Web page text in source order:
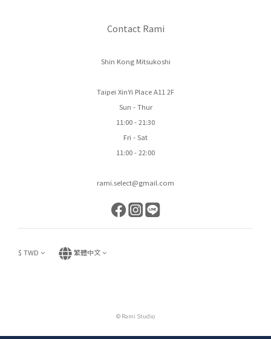
Contact Rami
Shin Kong Mitsukoshi
Taipei XinYi Place A11 2F
Sun - Thur
11:00 - 21:30
Fri - Sat
11:00 - 22:00
rami.select@gmail.com
$ TWD 繁體中文
© Rami Studio